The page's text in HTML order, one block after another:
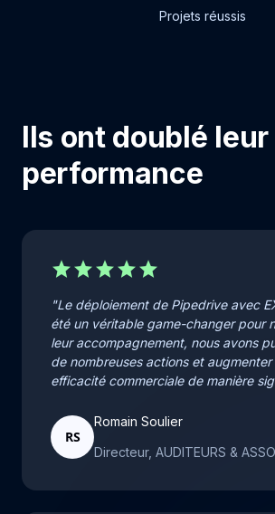
Projets réussis
Ils ont doublé leur
performance
starstarstarstarstar
"Le déploiement de Pipedrive avec
été un véritable game-changer pour
leur accompagnement, nous avons
de nombreuses actions et augmenter
efficacité commerciale de manière
RS
Romain Soulier
Directeur, AUDITEURS &